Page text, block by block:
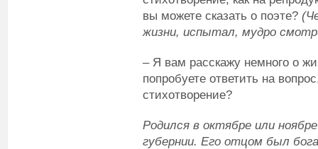
вы можете сказать о поэте?
жизни, испытал, мудро
– Я вам расскажу немного о
попробуете ответить на
стихотворение?
Родился в октябре или
губернии. Его отцом был